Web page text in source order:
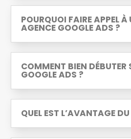
POURQUOI FAIRE APPEL À
AGENCE GOOGLE ADS ?
COMMENT BIEN DÉBUTER
GOOGLE ADS ?
QUEL EST L’AVANTAGE